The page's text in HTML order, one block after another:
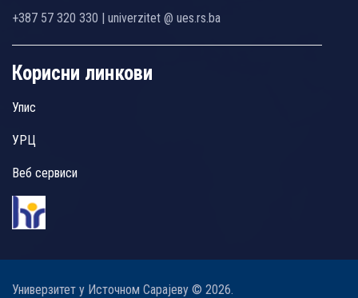
+387 57 320 330 | univerzitet @ ues.rs.ba
Корисни линкови
Упис
УРЦ
Веб сервиси
Универзитет у Источном Сарајеву © 2026.